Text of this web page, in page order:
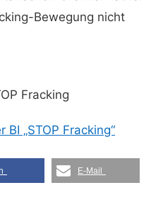
Bewegung nicht
Fracking
„STOP Fracking“
E-Mail